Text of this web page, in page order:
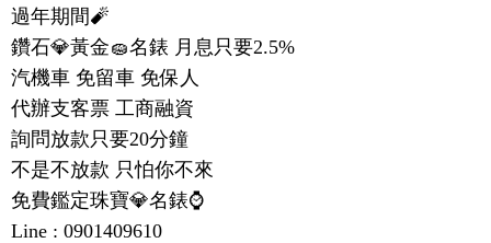
過年期間🧨
鑽石💎黃金🧽名錶 月息只要2.5%
汽機車 免留車 免保人
代辦支客票 工商融資
詢問放款只要20分鐘
不是不放款 只怕你不來
免費鑑定珠寶💎名錶⌚️
Line : 0901409610